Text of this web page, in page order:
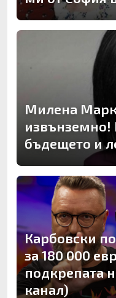
Милена
извънземно!
бъдещето и
Карбовски
за 180 000
подкрепата
канал)